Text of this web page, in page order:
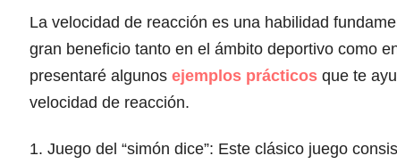
La velocidad de reacción es una habilidad
gran beneficio tanto en el ámbito deportivo como
presentaré algunos ejemplos prácticos que te
velocidad de reacción.
1. Juego del “simón dice”: Este clásico juego